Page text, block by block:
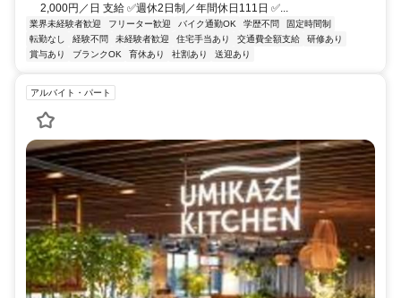
2,000円／日 支給 ✅️週休2日制／年間休日111日 ✅...
業界未経験者歓迎 フリーター歓迎 バイク通勤OK 学歴不問
固定時間制
転勤なし
経験不問 未経験者歓迎 住宅手当あり 交通費全額支給
研修あり
賞与あり
ブランクOK 育休あり 社割あり 送迎あり
アルバイト・パート